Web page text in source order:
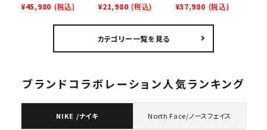
Leather Shoulder
¥45,980 (税込)
Bag + Mini Pouch
¥21,980 (税込)
Shoulder Bag デニ
¥37,980 (税込)
カテゴリー一覧を見る
ブランドコラボレーション人気ランキング
NIKE /ナイキ North Face/ノースフェイス